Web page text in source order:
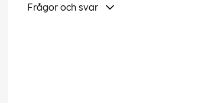
Frågor och svar